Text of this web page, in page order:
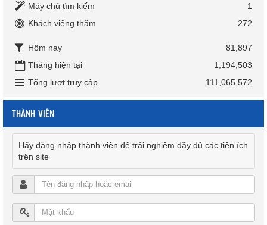
Máy chủ tìm kiếm
1
Khách viếng thăm
272
Hôm nay
81,897
Tháng hiện tại
1,194,503
Tổng lượt truy cập
111,065,572
THÀNH VIÊN
Hãy đăng nhập thành viên để trải nghiệm đầy đủ các tiện ích
trên site